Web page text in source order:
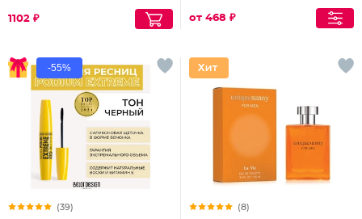
1102 ₽
от 468 ₽
-55%
(39) (8)